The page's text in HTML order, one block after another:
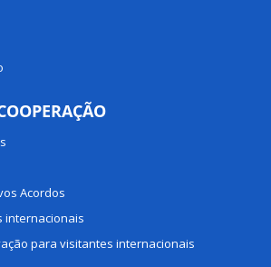
Acordos
internacionais
para visitantes internacionais